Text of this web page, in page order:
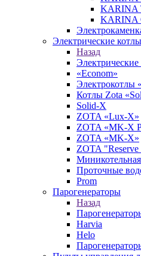
KARINA
KARINA
Электрические
Назад
«Econom»
Электрокотлы
Котлы Zota
Solid-X
ZOTA «Lux-X»
ZOTA «MK-X
ZOTA «MK-X»
ZOTA
Проточные
Prom
Парогенераторы
Назад
Harvia
Helo